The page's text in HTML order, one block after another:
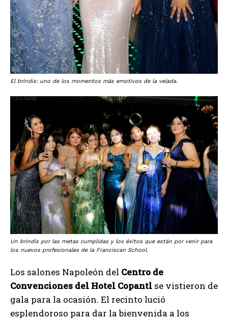
El brindis: uno de los momentos más emotivos de la velada.
Un brindis por las metas cumplidas y los éxitos que están por venir para
los nuevos profesionales de la Franciscan School.
Los salones Napoleón del Centro de
Convenciones del Hotel Copantl se vistieron de
gala para la ocasión. El recinto lució
esplendoroso para dar la bienvenida a los